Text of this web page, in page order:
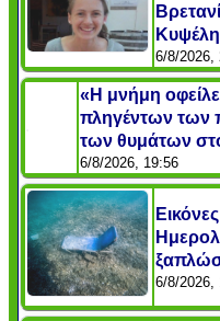
6/8/2026,
«Η μνήμη
πληγέντων των
των θυμάτων
6/8/2026, 19:56
6/8/2026,